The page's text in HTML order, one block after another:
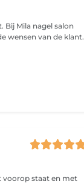
Bij Mila nagel salon
wensen van de klant.
voorop staat en met